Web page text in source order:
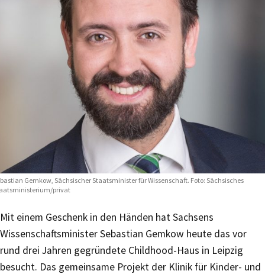
Gemkow, Sächsischer Staatsminister für Wissenschaft. Foto: Sächsisches
privat
Mit einem Geschenk in den Händen hat Sachsens
Wissenschaftsminister Sebastian Gemkow heute das vor
rund drei Jahren gegründete Childhood-Haus in Leipzig
besucht. Das gemeinsame Projekt der Klinik für Kinder- und